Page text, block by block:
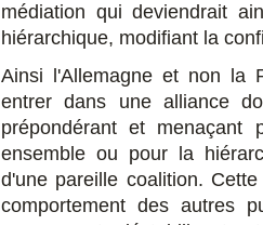
médiation qui deviendrait
hiérarchique, modifiant la
Ainsi l'Allemagne et non la
entrer dans une alliance
prépondérant et
ensemble ou pour la
d'une pareille coalition.
comportement des autres